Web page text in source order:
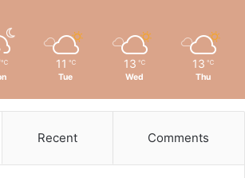
℃ 11 ℃
Tue
13 ℃
Wed
13 ℃
Thu
Recent Comments